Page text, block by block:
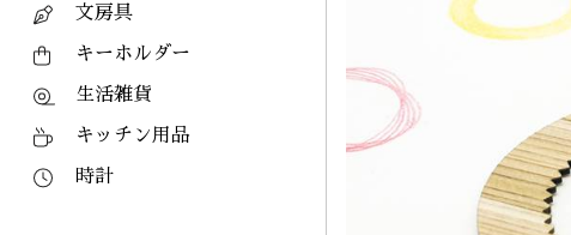
文房具
キーホルダー
生活雑貨
キッチン用品
時計